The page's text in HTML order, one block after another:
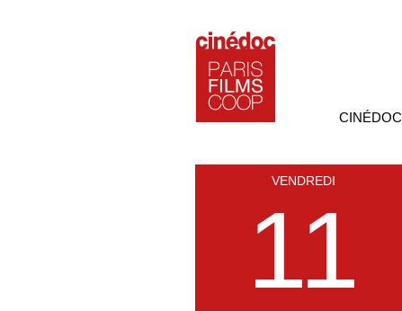
CINÉDOC
VENDREDI
11